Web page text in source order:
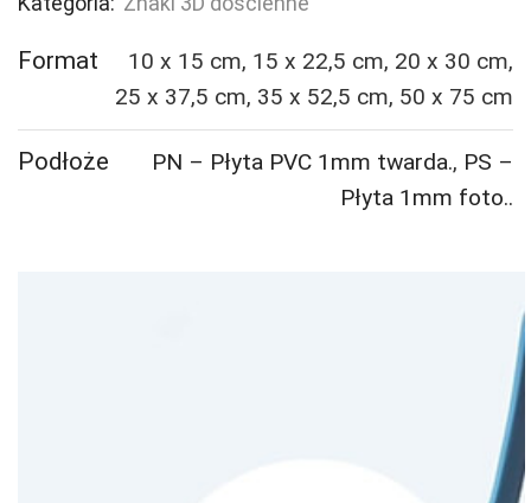
dościenny)
Format
10 x 15 cm, 15 x 22,5 cm, 20 x 30 cm,
25 x 37,5 cm, 35 x 52,5 cm, 50 x 75 cm
Podłoże PN – Płyta PVC 1mm twarda., PS –
Płyta 1mm foto..